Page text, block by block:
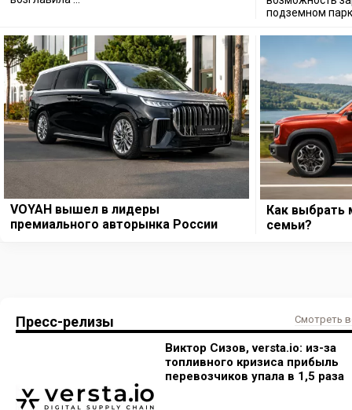
подземном
VOYAH вышел в лидеры
премиального авторынка России
Как выбрать
семьи?
Пресс-релизы Смотреть
Виктор Сизов, versta.io: из-за
топливного кризиса прибыль
перевозчиков упала в 1,5 раза